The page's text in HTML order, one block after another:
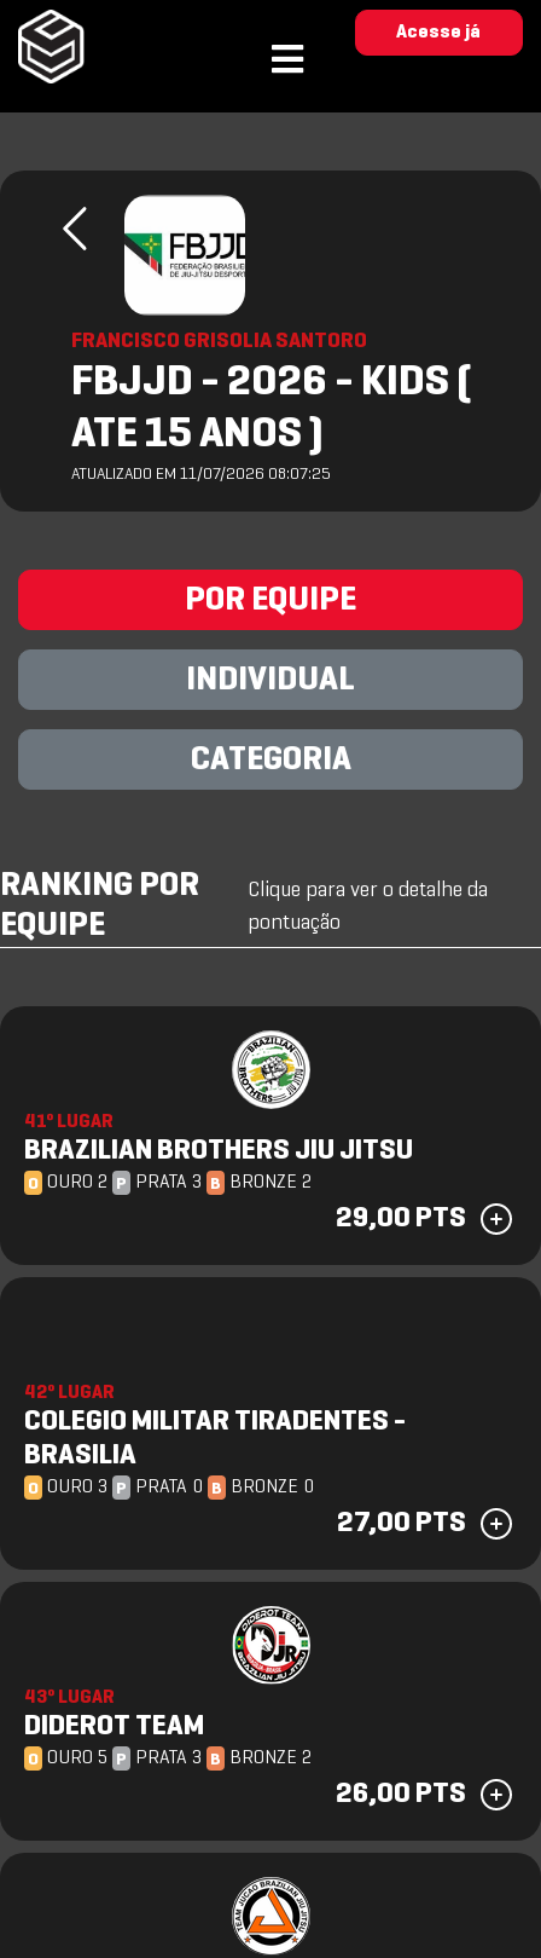
Acesse já
FRANCISCO GRISOLIA SANTORO
FBJJD - 2026 - KIDS (
ATE 15 ANOS )
ATUALIZADO EM 11/07/2026 08:07:25
POR EQUIPE
INDIVIDUAL
CATEGORIA
RANKING POR
EQUIPE
Clique para ver o detalhe da
pontuação
41º LUGAR
BRAZILIAN BROTHERS JIU JITSU
O OURO 2 P PRATA 3 B BRONZE 2
29,00 PTS
42º LUGAR
COLEGIO MILITAR TIRADENTES -
BRASILIA
O OURO 3 P PRATA 0 B BRONZE 0
27,00 PTS
43º LUGAR
DIDEROT TEAM
O OURO 5 P PRATA 3 B BRONZE 2
26,00 PTS